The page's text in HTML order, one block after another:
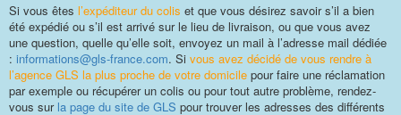
Si vous êtes l’expéditeur du colis et que vous désirez savoir s’il a bien
été expédié ou s’il est arrivé sur le lieu de livraison, ou que vous avez
une question, quelle qu’elle soit, envoyez un mail à l’adresse mail dédiée
: informations@gls-france.com. Si vous avez décidé de vous rendre à
l’agence GLS la plus proche de votre domicile pour faire une réclamation
par exemple ou récupérer un colis ou pour tout autre problème, rendez-
vous sur la page du site de GLS pour trouver les adresses des différents